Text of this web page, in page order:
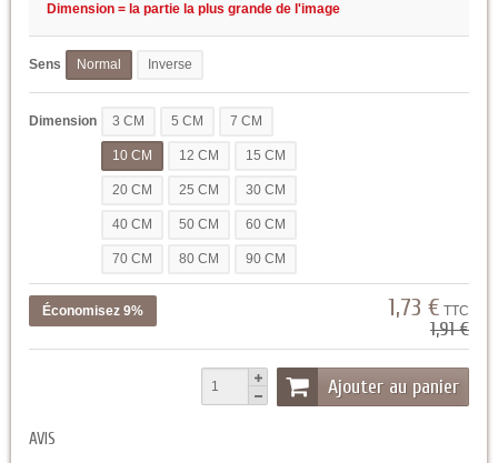
Dimension = la partie la plus grande de l'image
Sens Normal Inverse
Dimension 3 CM 5 CM 7 CM
10 CM 12 CM 15 CM
20 CM 25 CM 30 CM
40 CM 50 CM 60 CM
70 CM 80 CM 90 CM
Économisez 9% 1,73 € TTC
1,91 €
Ajouter au panier
AVIS